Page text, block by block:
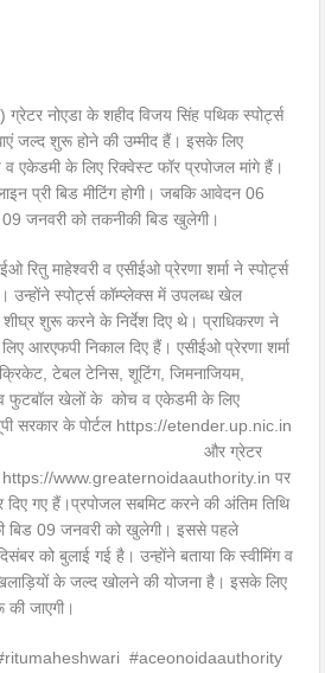
नोएडा के शहीद विजय सिंह पथिक स्पोर्ट्स
जल्द शुरू होने की उम्मीद हैं। इसके लिए
एकेडमी के लिए रिक्वेस्ट फॉर प्रपोजल मांगे हैं।
प्री बिड मीटिंग होगी। जबकि आवेदन 06
जनवरी को तकनीकी बिड खुलेगी।
रितु माहेश्वरी व एसीईओ प्रेरणा शर्मा ने स्पोर्ट्स
उन्होंने स्पोर्ट्स कॉम्प्लेक्स में उपलब्ध खेल
शीघ्र शुरू करने के निर्देश दिए थे। प्राधिकरण ने
आरएफपी निकाल दिए हैं। एसीईओ प्रेरणा शर्मा
टेबल टेनिस, शूटिंग, जिमनाजियम,
व फुटबॉल खेलों के कोच व एकेडमी के लिए
सरकार के पोर्टल https://etender.up.nic.in
और ग्रेटर
https://www.greaternoidaauthority.in पर
गए हैं।प्रपोजल सबमिट करने की अंतिम तिथि
बिड 09 जनवरी को खुलेगी। इससे पहले
को बुलाई गई है। उन्होंने बताया कि स्वीमिंग व
के जल्द खोलने की योजना है। इसके लिए
जाएगी।
#aceonoidaauthority